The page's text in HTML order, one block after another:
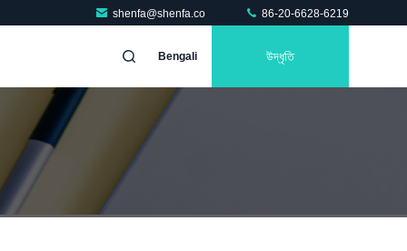
shenfa@shenfa.co 86-20-6628-6219
Bengali উদ্ধৃতি